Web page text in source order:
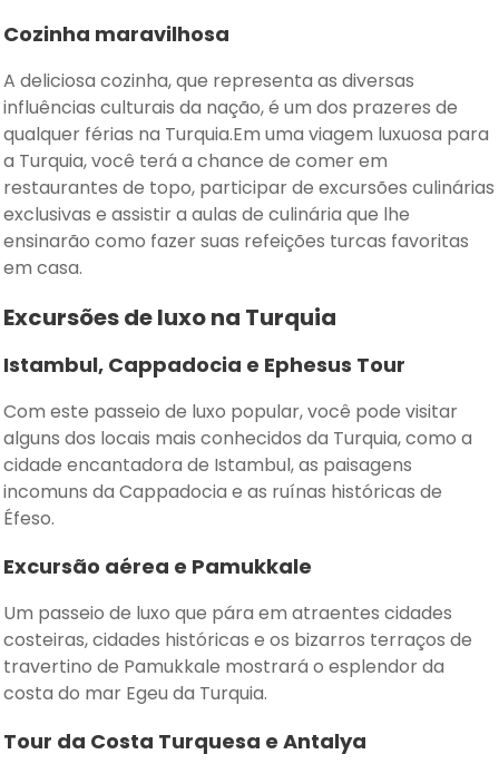
Cozinha maravilhosa
A deliciosa cozinha, que representa as diversas
influências culturais da nação, é um dos prazeres de
qualquer férias na Turquia.Em uma viagem luxuosa para
a Turquia, você terá a chance de comer em
restaurantes de topo, participar de excursões culinárias
exclusivas e assistir a aulas de culinária que lhe
ensinarão como fazer suas refeições turcas favoritas
em casa.
Excursões de luxo na Turquia
Istambul, Cappadocia e Ephesus Tour
Com este passeio de luxo popular, você pode visitar
alguns dos locais mais conhecidos da Turquia, como a
cidade encantadora de Istambul, as paisagens
incomuns da Cappadocia e as ruínas históricas de
Éfeso.
Excursão aérea e Pamukkale
Um passeio de luxo que pára em atraentes cidades
costeiras, cidades históricas e os bizarros terraços de
travertino de Pamukkale mostrará o esplendor da
costa do mar Egeu da Turquia.
Tour da Costa Turquesa e Antalya